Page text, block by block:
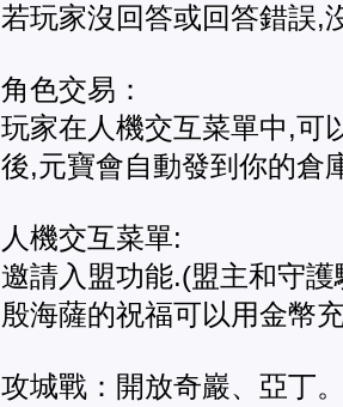
若玩家沒回答或回答錯誤,
角色交易：
玩家在人機交互菜單中,可
後,元寶會自動發到你的倉
人機交互菜單:
邀請入盟功能.(盟主和守
殷海薩的祝福可以用金幣
攻城戰：開放奇巖、亞丁